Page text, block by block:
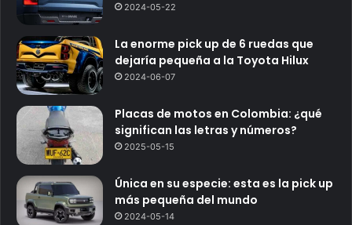
2024-05-22
La enorme pick up de 6 ruedas que
dejaría pequeña a la Toyota Hilux
2024-06-07
Placas de motos en Colombia: ¿qué
significan las letras y números?
2025-05-15
Única en su especie: esta es la pick up
más pequeña del mundo
2024-05-14